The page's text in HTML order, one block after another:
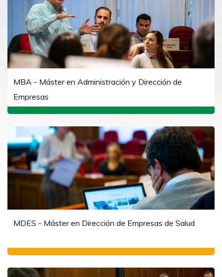
MBA - Máster en Administración y Dirección de
Empresas
MDES - Máster en Dirección de Empresas de Salud